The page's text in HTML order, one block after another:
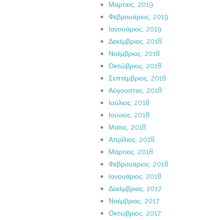
Μάρτιος, 2019
Φεβρουάριος, 2019
Ιανουάριος, 2019
Δεκέμβριος, 2018
Νοέμβριος, 2018
Οκτώβριος, 2018
Σεπτέμβριος, 2018
Αύγουστος, 2018
Ιούλιος, 2018
Ιούνιος, 2018
Μαϊος, 2018
Απρίλιος, 2018
Μάρτιος, 2018
Φεβρουάριος, 2018
Ιανουάριος, 2018
Δεκέμβριος, 2017
Νοέμβριος, 2017
Οκτώβριος, 2017